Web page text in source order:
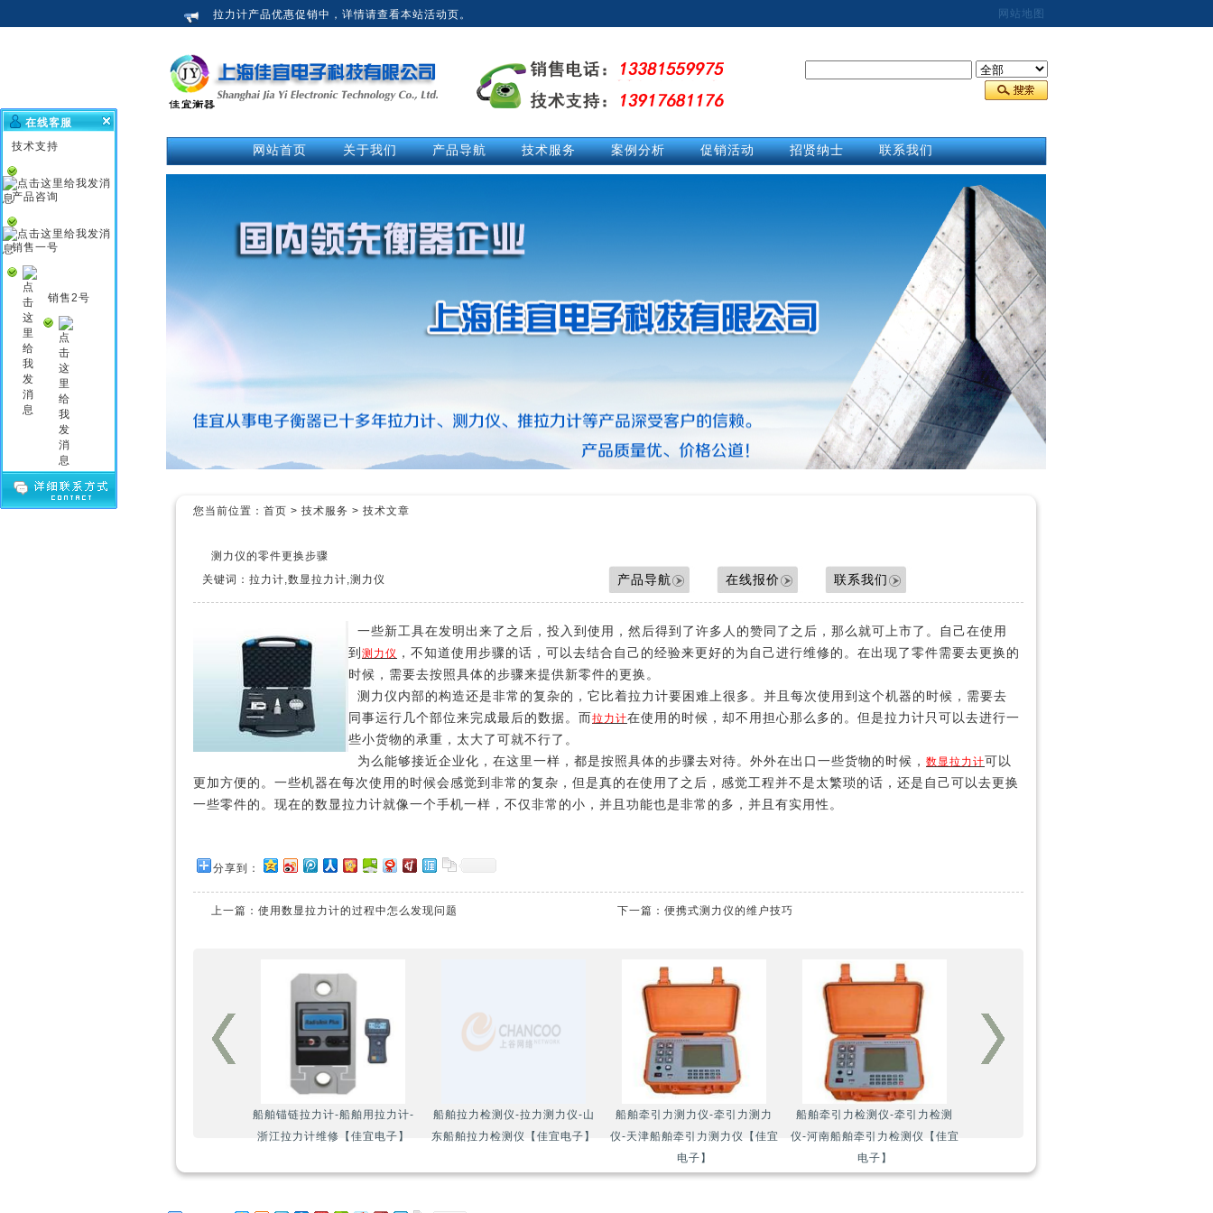
拉力计产品优惠促销中，详情请查看本站活动页。 网站地图
网站首页 关于我们
公司介绍
行业知识
企业文化
产品导航
拉力计
推拉力计
数显拉力计
电子测力计
电子测力仪
无线测力计
无线拉力计
压力测力计
技术服务
技术文章
案例分析
经典案例
促销活动
促销活动
招贤纳士
合作商
联系我们
联系我们
您当前位置： 首页 > 技术服务 > 技术文章
测力仪的零件更换步骤
关键词：拉力计,数显拉力计,测力仪
产品导航 在线报价 联系我们
一些新工具在发明出来了之后，投入到使用，然后得到了许多人的赞同了之后，那么就可上市了。自己在使用
到 测力仪 ，不知道使用步骤的话，可以去结合自己的经验来更好的为自己进行维修的。在出现了零件需要去更换的
时候，需要去按照具体的步骤来提供新零件的更换。
测力仪内部的构造还是非常的复杂的，它比着拉力计要困难上很多。并且每次使用到这个机器的时候，需要去
同事运行几个部位来完成最后的数据。而 拉力计在使用的时候，却不用担心那么多的。但是拉力计只可以去进行一
些小货物的承重，太大了可就不行了。
为么能够接近企业化，在这里一样，都是按照具体的步骤去对待。外外在出口一些货物的时候， 数显拉力计可以
更加方便的。一些机器在每次使用的时候会感觉到非常的复杂，但是真的在使用了之后，感觉工程并不是太繁琐的话，还是自己可以去更换
一些零件的。现在的数显拉力计就像一个手机一样，不仅非常的小，并且功能也是非常的多，并且有实用性。
分享到：
上一篇： 使用数显拉力计的过程中怎么发现问题 下一篇： 便携式测力仪的维户技巧
船舶锚链拉力计-船舶用拉力计-
浙江拉力计维修【佳宜电子】
船舶拉力检测仪-拉力测力仪-山
东船舶拉力检测仪【佳宜电子】
船舶牵引力测力仪-牵引力测力
仪-天津船舶牵引力测力仪【佳宜
电子】
船舶牵引力检测仪-牵引力检测
仪-河南船舶牵引力检测仪【佳宜
电子】
在线客服
技术支持
产品咨询
销售一号
销售2号